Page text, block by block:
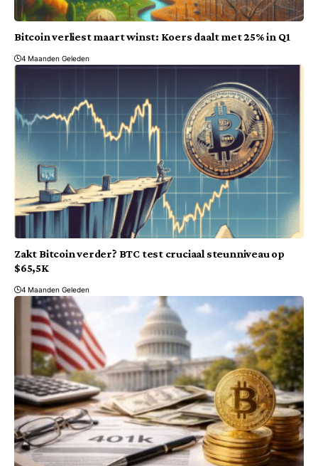
Bitcoin verliest maart winst: Koers daalt met 25% in Q1
4 Maanden Geleden
Zakt Bitcoin verder? BTC test cruciaal steunniveau op
$65,5K
4 Maanden Geleden